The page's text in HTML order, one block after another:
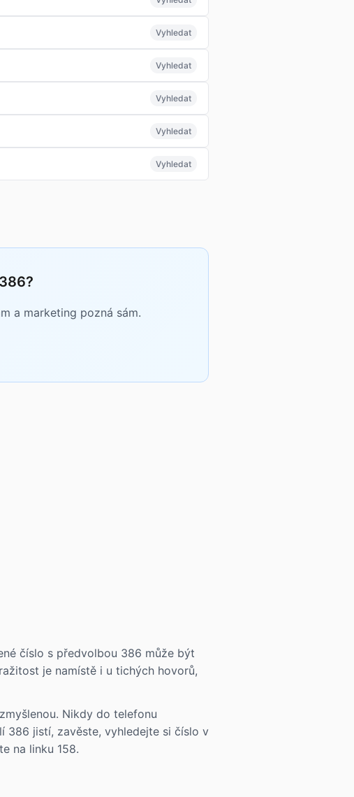
Vyhledat
Vyhledat
Vyhledat
Vyhledat
Vyhledat
a marketing pozná sám.
číslo s předvolbou 386 může být
je namístě i u tichých hovorů,
Nikdy do telefonu
386 jistí, zavěste, vyhledejte si číslo v
na linku 158.